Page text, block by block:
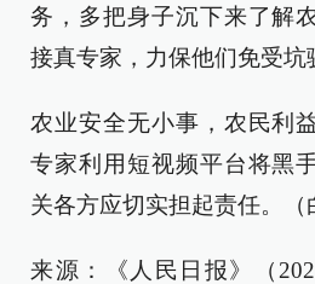
务，多把身子沉下来了解
接真专家，力保他们免受坑
农业安全无小事，农民利
专家利用短视频平台将黑
关各方应切实担起责任。（
来源：《人民日报》（